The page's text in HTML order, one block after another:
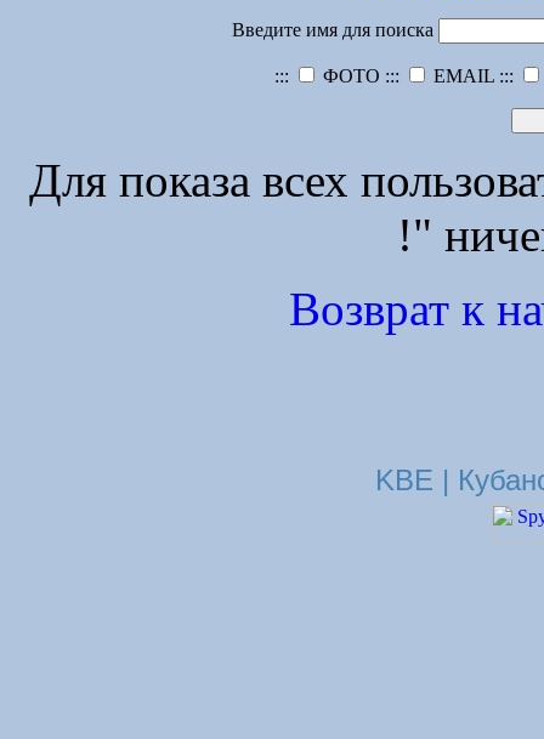
Введите имя для поиска
::: ФОТО ::: EMAIL :::
Для показа всех
!"
Возврат к
KBE |